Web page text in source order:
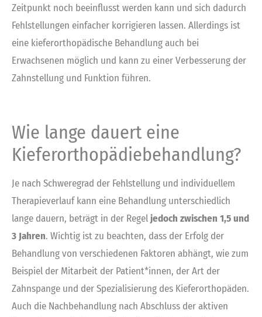
Zeitpunkt noch beeinflusst werden kann und sich dadurch
Fehlstellungen einfacher korrigieren lassen. Allerdings ist
eine kieferorthopädische Behandlung auch bei
Erwachsenen möglich und kann zu einer Verbesserung der
Zahnstellung und Funktion führen.
Wie lange dauert eine
Kieferorthopädiebehandlung?
Je nach Schweregrad der Fehlstellung und individuellem
Therapieverlauf kann eine Behandlung unterschiedlich
lange dauern, beträgt in der Regeljedoch zwischen 1,5 und
3 Jahren. Wichtig ist zu beachten, dass der Erfolg der
Behandlung von verschiedenen Faktoren abhängt, wie zum
Beispiel der Mitarbeit der Patient*innen, der Art der
Zahnspange und der Spezialisierung des Kieferorthopäden.
Auch die Nachbehandlung nach Abschluss der aktiven